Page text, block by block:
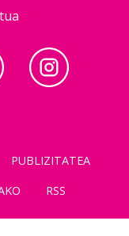
PUBLIZITATEA
RSS